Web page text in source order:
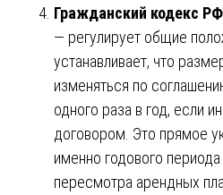
Гражданский кодекс
— регулирует общие
устанавливает, что
изменяться по
одного раза в год, если
договором. Это прямое
именно годового
пересмотра арендных